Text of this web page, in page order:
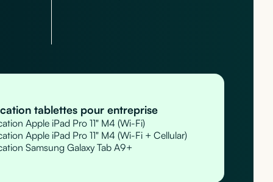
tablettes pour entreprise
Apple iPad Pro 11" M4 (Wi-Fi)
Apple iPad Pro 11" M4 (Wi-Fi + Cellular)
Samsung Galaxy Tab A9+